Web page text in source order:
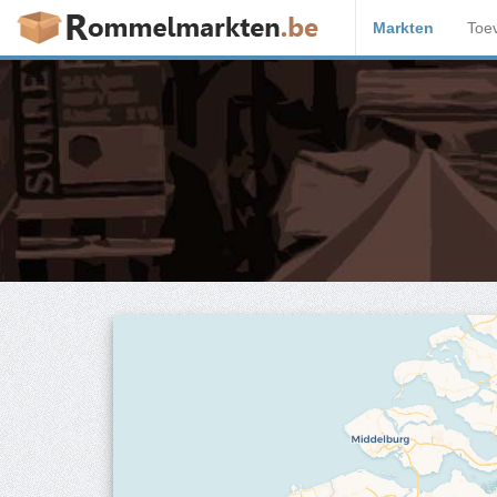
Markten